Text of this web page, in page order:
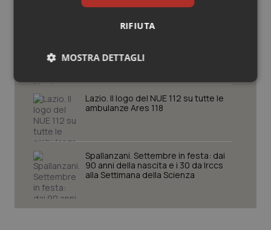
Tumori del Polmone & Testa Collo
Vaccini
Lazio, nuove regole per gli studi
burocrazia e certezza per i
Lazio. Il logo del NUE 112 su tutte le
ambulanze Ares 118
Spallanzani. Settembre in festa: dai
90 anni della nascita e i 30 da Irccs
alla Settimana della Scienza
RIFIUTA
MOSTRA DETTAGLI
Necessari Statistici Marketing
Necessari Statistici Marketing
I cookie necessari contribuiscono a rendere fruibile il
sito web abilitandone funzionalità di base quali la
navigazione sulle pagine e l'accesso alle aree